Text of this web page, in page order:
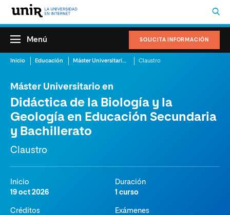
SOLICITA INFORMACIÓN
Menú
Inicio Educación Máster Universitario en Didáctica de la Biología y la Geología en Educación Secundaria y Bachillerato Claustro
Máster Universitario en
Didáctica de la Biología y la
Geología en Educación Secundaria
y Bachillerato
Claustro
Inicio
19 oct 2026
Duración
1 curso
Créditos
Exámenes